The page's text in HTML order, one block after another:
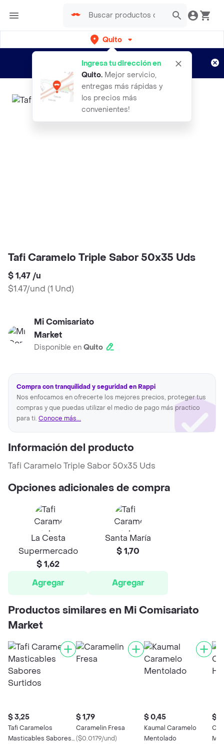
Quito
Ingresa tu dirección en
Quito. Mejor servicio,
entregas más rápidas y
los precios más
convenientes!
envíos gratis por semanas
Aplican TyC
Tafi Caramelo Triple Sabor 50x35 Uds
$ 1,47 /u
$1.47/und (1 Und)
Mi Comisariato
Market
Disponible en Quito
Compra con tranquilidad y seguridad en Rappi
Nos enfocamos en ofrecerte los mejores precios, proteger tus
compras y que puedas utilizar el medio de pago más practico
para ti. Conoce más...
Información del producto
Tafi Caramelo Triple Sabor 50x35 Uds
Opciones adicionales de compra
La Cesta
Supermercado
$ 1,62
Agregar
Santa María
$ 1,70
Agregar
Productos similares en Mi Comisariato
Market
$ 3,25
Tafi Caramelos
Masticables Sabores
$ 1,79
Caramelin Fresa
($0.0179/und)
$ 0,45
Kaumal Caramelo
Mentolado
$